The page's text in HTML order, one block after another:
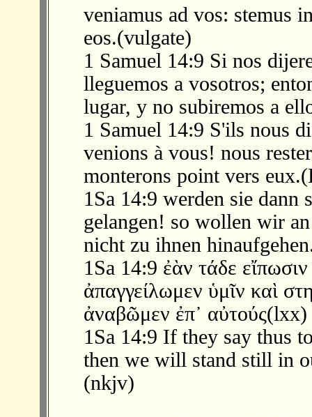
veniamus ad vos: stemus
eos.(vulgate)
1 Samuel 14:9 Si nos
lleguemos a vosotros;
lugar, y no subiremos a
1 Samuel 14:9 S'ils nous
venions à vous! nous
monterons point vers
1Sa 14:9 werden sie dann
gelangen! so wollen wir
nicht zu ihnen
1Sa 14:9 ἐὰν τάδε
ἀπαγγείλωμεν ὑμῖν καὶ
ἀναβῶμεν ἐπ᾽ αὐτούς(lxx)
1Sa 14:9 If they say thus
then we will stand still in
(nkjv)